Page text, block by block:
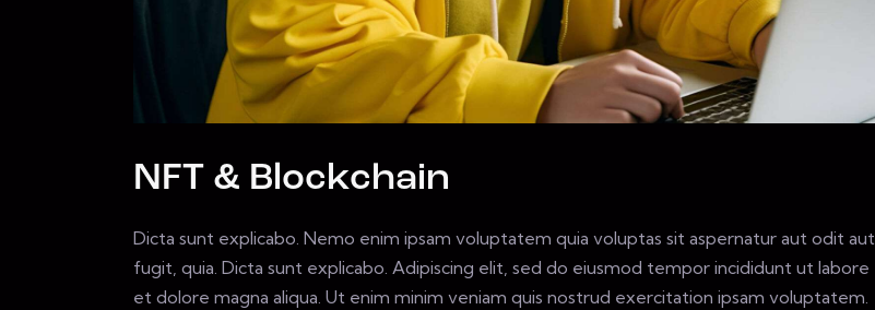
NFT & Blockchain
Dicta sunt explicabo. Nemo enim ipsam voluptatem quia voluptas sit aspernatur aut odit aut
fugit, quia. Dicta sunt explicabo. Adipiscing elit, sed do eiusmod tempor incididunt ut labore
et dolore magna aliqua. Ut enim minim veniam quis nostrud exercitation ipsam voluptatem.